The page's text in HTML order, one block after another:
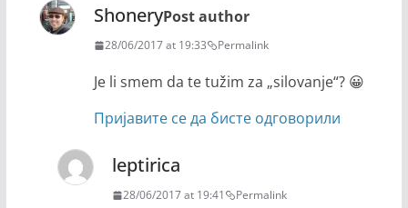
ShoneryPost author
28/06/2017 at 19:33 Permalink
Je li smem da te tužim za „silovanje“? 😀
Пријавите се да бисте одговорили
leptirica
28/06/2017 at 19:41 Permalink